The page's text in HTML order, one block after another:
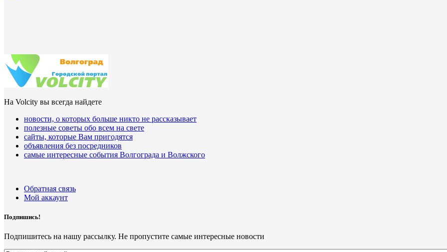
На Volcity вы всегда найдете
новости, о которых больше никто не рассказывает
полезные советы обо всем на свете
сайты, которые Вам пригодятся
объявления без посредников
самые интересные события Волгограда и Волжского
Обратная связь
Мой аккаунт
Подпишись!
Подпишитесь на нашу рассылку. Не пропустите самые интересные новости